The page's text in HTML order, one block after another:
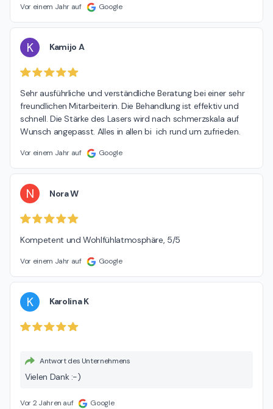
Vor einem Jahr auf Google
K Kamijo A
Sehr ausführliche und verständliche Beratung bei einer sehr
freundlichen Mitarbeiterin. Die Behandlung ist effektiv und
schnell. Die Stärke des Lasers wird nach schmerzskala auf
Wunsch angepasst. Alles in allen bi  ich rund um zufrieden.
Vor einem Jahr auf Google
N Nora W
Kompetent und Wohlfühlatmosphäre, 5/5
Vor einem Jahr auf Google
K Karolina K
Antwort des Unternehmens
Vielen Dank :-)
Vor 2 Jahren auf Google